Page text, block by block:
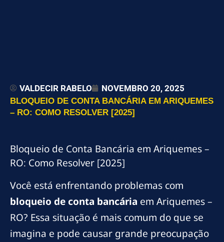
VALDECIR RABELO NOVEMBRO 20, 2025
BLOQUEIO DE CONTA BANCÁRIA EM ARIQUEMES
– RO: COMO RESOLVER [2025]
Bloqueio de Conta Bancária em Ariquemes –
RO: Como Resolver [2025]
Você está enfrentando problemas com
bloqueio de conta bancária em Ariquemes –
RO? Essa situação é mais comum do que se
imagina e pode causar grande preocupação